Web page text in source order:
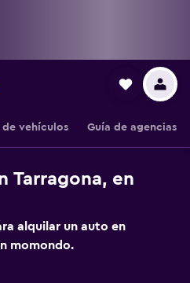
vehículos Guía de agencias
Tarragona, en
alquilar un auto en
momondo.